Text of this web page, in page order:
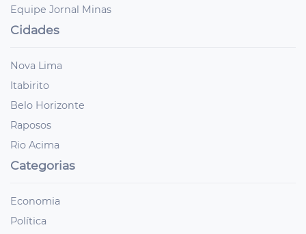
Equipe Jornal Minas
Cidades
Nova Lima
Itabirito
Belo Horizonte
Raposos
Rio Acima
Categorias
Economia
Política